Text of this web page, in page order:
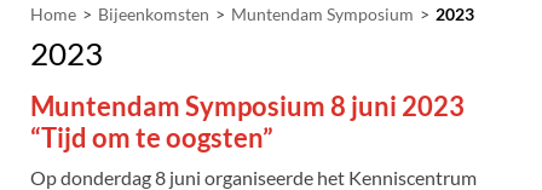
Home Bijeenkomsten Muntendam Symposium 2023
2023
Muntendam Symposium 8 juni 2023
“Tijd om te oogsten”
Op donderdag 8 juni organiseerde het Kenniscentrum